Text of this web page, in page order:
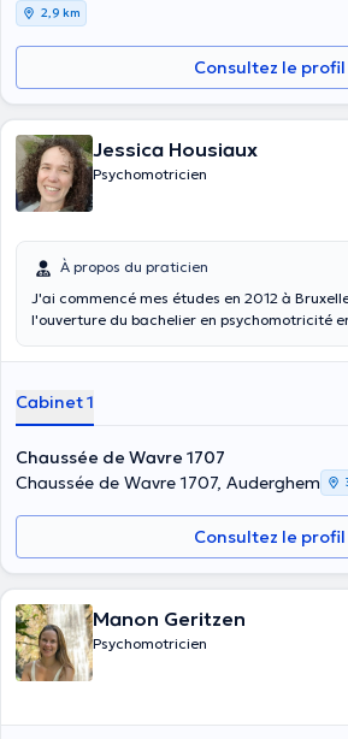
2,9 km
Consultez le profil
Jessica Housiaux
Psychomotricien
À propos du praticien
J'ai commencé mes études en 2012 à
l'ouverture du bachelier en psychomotricité
Professionnelle Belge des Psychomotriciens
de rencontrer des personnes (enfants,
personnes âgées) en questionnement ou
Leurs souffrances sont différentes et variées
troubles du développement, trouble
scolaires, troubles du spectre autistique,
C'est au travers de ces rencontres que j'ai
l'action en prévention : il suffit parfois d'un
les premières années de vie pour éviter des
prend forme et c'est finalement en 2018 que
psychomotricité Fri'mousse. Mon objectif est
accompagnement, un soutien dès les
et d' agir ainsi en prévention.
Cabinet 1
Chaussée de Wavre 1707
Chaussée de Wavre 1707, Auderghem
Consultez le profil
Manon Geritzen
Psychomotricien